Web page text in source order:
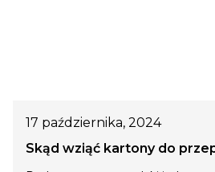
17 października, 2024
Skąd wziąć kartony do